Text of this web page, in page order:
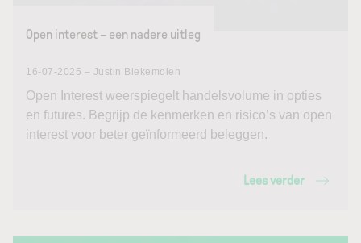
Open interest – een nadere uitleg
16-07-2025 – Justin Blekemolen
Open Interest weerspiegelt handelsvolume in opties
en futures. Begrijp de kenmerken en risico’s van open
interest voor beter geïnformeerd beleggen.
Lees verder